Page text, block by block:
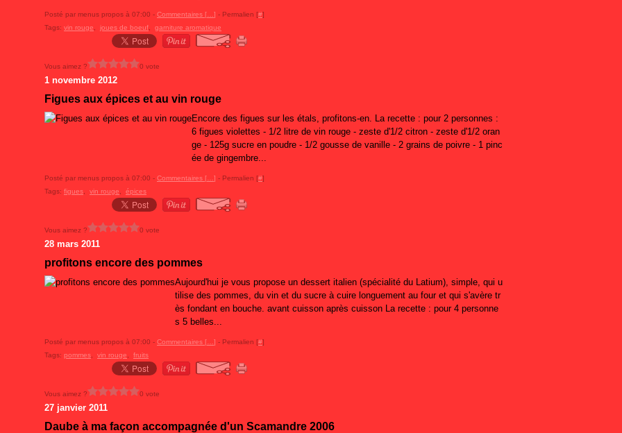
Posté par menus propos à 07:00 - Commentaires [ ] - Permalien [#]
Tags: vin rouge joues de boeuf garniture aromatique
Vous aimez ? 0 vote
1 novembre 2012
Figues aux épices et au vin rouge
Encore des figues sur les étals, profitons-en. La recette : pour 2 personnes :
6 figues violettes - 1/2 litre de vin rouge - zeste d'1/2 citron - zeste d'1/2 oran
ge - 125g sucre en poudre - 1/2 gousse de vanille - 2 grains de poivre - 1 pinc
ée de gingembre...
Posté par menus propos à 07:00 - Commentaires [ ] - Permalien [#]
Tags: figues vin rouge épices
Vous aimez ? 0 vote
28 mars 2011
profitons encore des pommes
Aujourd'hui je vous propose un dessert italien (spécialité du Latium), simple, qui u
tilise des pommes, du vin et du sucre à cuire longuement au four et qui s'avère tr
ès fondant en bouche. avant cuisson après cuisson La recette : pour 4 personne
s 5 belles...
Posté par menus propos à 07:00 - Commentaires [ ] - Permalien [#]
Tags: pommes vin rouge fruits
Vous aimez ? 0 vote
27 janvier 2011
Daube à ma façon accompagnée d'un Scamandre 2006